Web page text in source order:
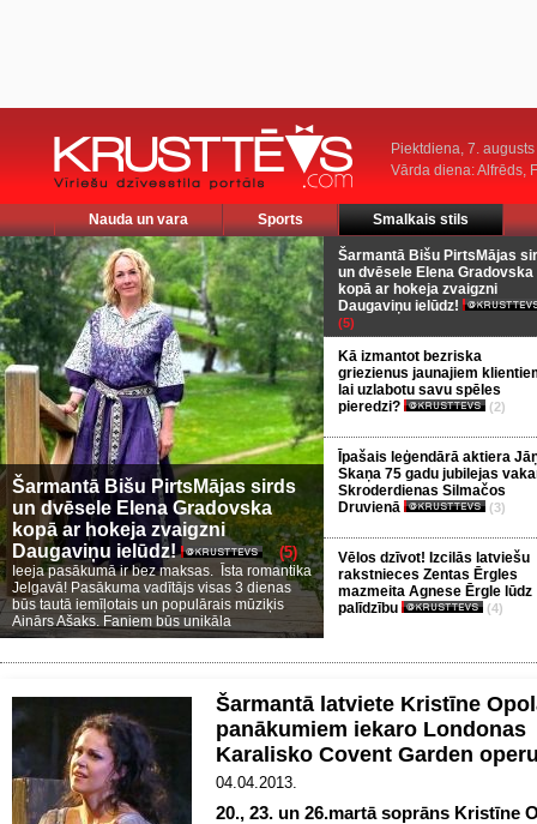
Piektdiena, 7. augusts
Vārda diena: Alfrēds,
Nauda un vara Sports Smalkais stils
Šarmantā Bišu PirtsMājas sirds
un dvēsele Elena Gradovska
kopā ar hokeja zvaigzni
Daugaviņu ielūdz!
(5)
Ieeja pasākumā ir bez maksas. Īsta romantika
Jelgavā! Pasākuma vadītājs visas 3 dienas
būs tautā iemīļotais un populārais mūziķis
Ainārs Ašaks. Faniem būs unikāla
Šarmantā Bišu PirtsMājas
un dvēsele Elena Gradovska
kopā ar hokeja zvaigzni
Daugaviņu ielūdz!
(5)
Kā izmantot bezriska
griezienus jaunajiem
lai uzlabotu savu spēles
pieredzi?
(2)
Īpašais leģendārā aktiera
Skaņa 75 gadu jubilejas
Skroderdienas Silmačos
Druvienā
(3)
Vēlos dzīvot! Izcilās latviešu
rakstnieces Zentas Ērgles
mazmeita Agnese Ērgle lūdz
palīdzību
(4)
Šarmantā latviete Kristīne
panākumiem iekaro Londonas
Karalisko Covent Garden
04.04.2013.
20., 23. un 26.martā soprāns Kristīne